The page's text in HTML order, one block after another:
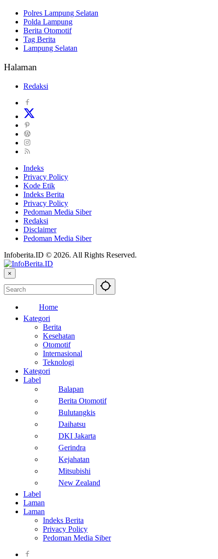
Polres Lampung Selatan
Polda Lampung
Berita Otomotif
Tag Berita
Lampung Selatan
Halaman
Redaksi
Indeks
Privacy Policy
Kode Etik
Indeks Berita
Privacy Policy
Pedoman Media Siber
Redaksi
Disclaimer
Pedoman Media Siber
Infoberita.ID © 2026. All Rights Reserved.
×
Home
Kategori
Berita
Kesehatan
Otomotif
Internasional
Teknologi
Kategori
Label
Balapan
Berita Otomotif
Bulutangkis
Daihatsu
DKI Jakarta
Gerindra
Kejahatan
Mitsubishi
New Zealand
Label
Laman
Laman
Indeks Berita
Privacy Policy
Pedoman Media Siber